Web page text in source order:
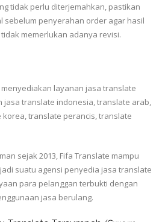
tidak perlu diterjemahkan, pastikan
sebelum penyerahan order agar hasil
memerlukan adanya revisi.
layanan jasa translate
jasa translate indonesia, translate arab,
translate perancis, translate
sejak 2013, Fifa Translate mampu
suatu agensi penyedia jasa translate
para pelanggan terbukti dengan
jasa berulang.